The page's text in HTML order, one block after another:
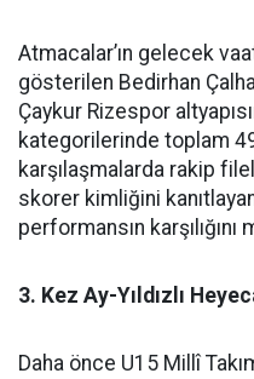
Atmacalar’ın gelecek
gösterilen Bedirhan
Çaykur Rizespor
kategorilerinde toplam
karşılaşmalarda rakip
skorer kimliğini
performansın karşılığını
3. Kez Ay-Yıldızlı
Daha önce U15 Millî